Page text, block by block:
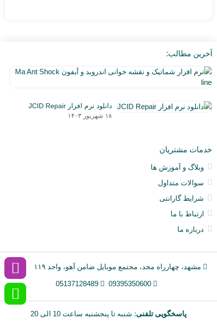
آخرین مطالب:
دانلود نرم افزار JCID Repair
۱۸ شهریور ۱۴۰۳
خدمات مشتریان
وبلاگ و آموزش ها
سوالات متداول
شرایط گارانتی
ارتباط با ما
درباره ما
مشهد، چهارراه مجد، مجتمع موبایل ضامن آهو، واحد ۱۱۹
09395350600
05137128489
پاسخگویی تلفنی: شنبه تا پنجشنبه ساعت 10 الی 20